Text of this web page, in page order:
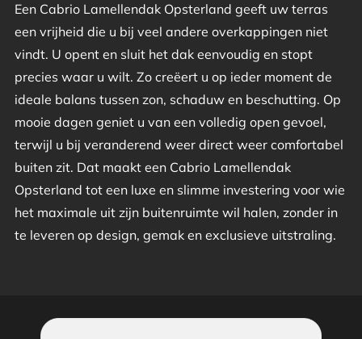
Een Cabrio Lamellendak Opsterland geeft uw terras
een vrijheid die u bij veel andere overkappingen niet
vindt. U opent en sluit het dak eenvoudig en stopt
precies waar u wilt. Zo creëert u op ieder moment de
ideale balans tussen zon, schaduw en beschutting. Op
mooie dagen geniet u van een volledig open gevoel,
terwijl u bij veranderend weer direct weer comfortabel
buiten zit. Dat maakt een Cabrio Lamellendak
Opsterland tot een luxe en slimme investering voor wie
het maximale uit zijn buitenruimte wil halen, zonder in
te leveren op design, gemak en exclusieve uitstraling.